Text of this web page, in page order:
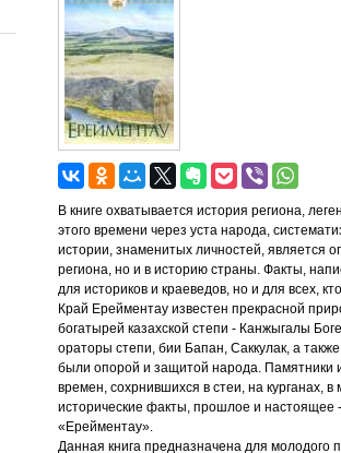
В книге охватывается история региона,
этого времени через уста народа,
истории, знаменитых личностей, является
региона, но и в историю страны. Факты,
для историков и краеведов, но и для всех,
Край Ерейментау известен прекрасной
богатырей казахской степи - Канжыгалы
ораторы степи, бии Бапан, Саккулак, а
были опорой и защитой народа. Памятники
времен, сохрнившихся в стеи, на курганах,
исторические факты, прошлое и настоящее
«Ерейментау».
Данная книга предназначена для молодого